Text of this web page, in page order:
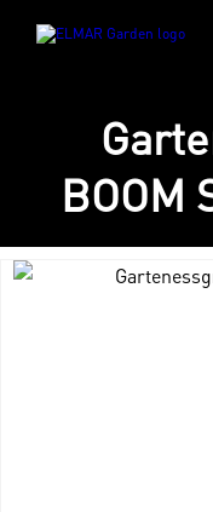
BOOM